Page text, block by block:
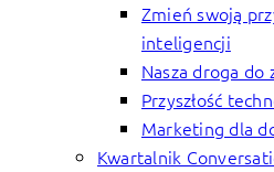
Zmień swoją
inteligencji
Nasza droga do
Przyszłość
Marketing dla
Kwartalnik